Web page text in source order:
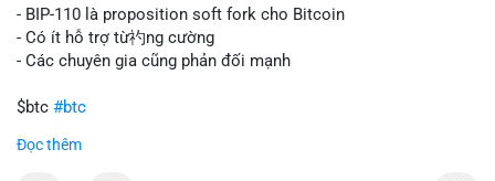
tán rủi ro. Với mức giá 65K, khối lượng này không quá lớn để
gây sốc thanh khoản tức thời, nhưng vẫn đủ sức tạo biến động
tâm lý ngắn hạn nếu hướng đến sàn tập trung.
Lời khuyên cho nhà đầu tư nhỏ lẻ:
hướng đi của dòng tiền. Tránh hành động theo cảm xúc, ưu
- BIP-110 là proposition soft fork cho Bitcoin
- Có ít hỗ trợ từ礿ng cường
- Các chuyên gia cũng phản đối mạnh
$btc #btc
#vlikevn
Đọc thêm